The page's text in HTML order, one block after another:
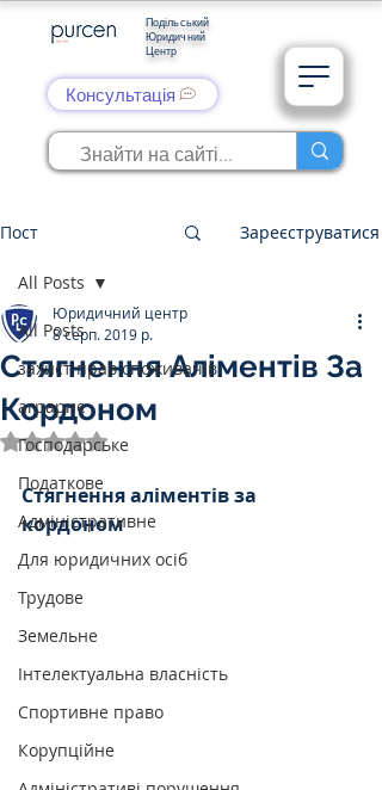
Подільський
Юридичний
Центр
Консультація
Пост Зареєструватися
All Posts
захист прав споживачів
аграрне
Господарське
Податкове
Адміністративне
Для юридичних осіб
Трудове
Земельне
Інтелектуальна власність
Спортивне право
Корупційне
All Posts
Стягнення Аліментів За
Кордоном
Юридичний центр
8 серп. 2019 р.
Оцінка: NaN з 5 зірок.
Стягнення аліментів за
кордоном